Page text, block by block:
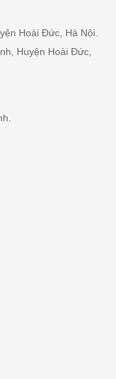
Hoài Đức, Hà Nội.
Huyện Hoài Đức,